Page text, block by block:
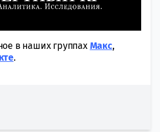
в наших группах Макс,
.